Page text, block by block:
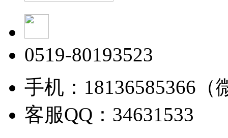
0519-80193523
手机：18136585366（
客服QQ：34631533